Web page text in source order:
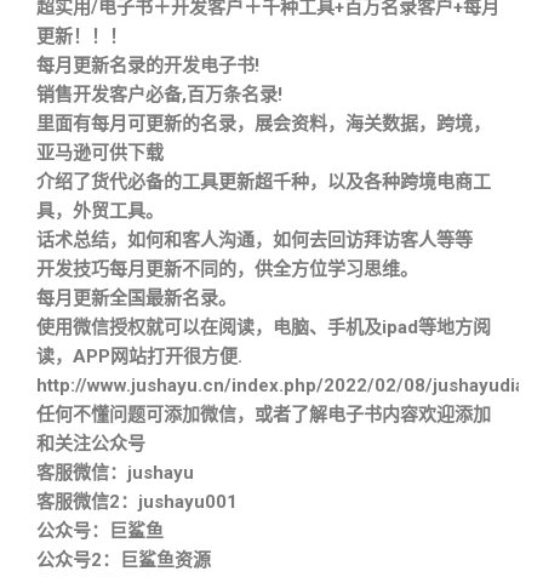
超实用/电子书＋开发客户＋千种工具+百万名录客户+每月
更新！！！
每月更新名录的开发电子书!
销售开发客户必备,百万条名录!
里面有每月可更新的名录，展会资料，海关数据，跨境，
亚马逊可供下载
介绍了货代必备的工具更新超千种，以及各种跨境电商工
具，外贸工具。
话术总结，如何和客人沟通，如何去回访拜访客人等等
开发技巧每月更新不同的，供全方位学习思维。
每月更新全国最新名录。
使用微信授权就可以在阅读，电脑、手机及ipad等地方阅
读，APP网站打开很方便.
http://www.jushayu.cn/index.php/2022/02/08/
任何不懂问题可添加微信，或者了解电子书内容欢迎添加
和关注公众号
客服微信：jushayu
客服微信2：jushayu001
公众号：巨鲨鱼
公众号2：巨鲨鱼资源